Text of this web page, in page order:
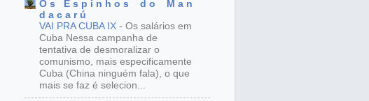
O s E s p i n h o s d o M a n
d a c a r ú
VAI PRA CUBA IX - Os salários em
Cuba Nessa campanha de
tentativa de desmoralizar o
comunismo, mais especificamente
Cuba (China ninguém fala), o que
mais se faz é selecion...